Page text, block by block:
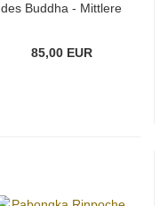
des Buddha - Mittlere
85,00 EUR